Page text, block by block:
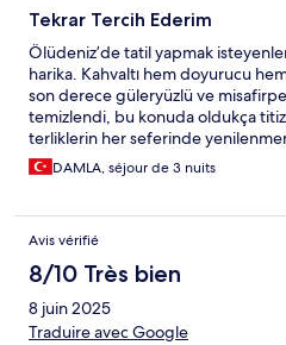
Tekrar Tercih Ederim
Ölüdeniz’de tatil yapmak
harika. Kahvaltı hem doyurucu
son derece güleryüzlü ve
temizlendi, bu konuda oldukça
terliklerin her seferinde
detayın gözden kaçmaması
olarak memnun kaldık, tekrar
DAMLA, séjour de 3 nuits
Avis vérifié
8/10 Très bien
8 juin 2025
Traduire avec Google